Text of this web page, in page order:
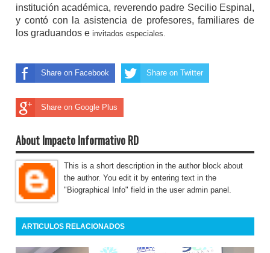
institución académica, reverendo padre Secilio Espinal,
y contó con la asistencia de profesores, familiares de
los graduandos e invitados especiales.
Share on Facebook Share on Twitter
Share on Google Plus
About Impacto Informativo RD
This is a short description in the author block about
the author. You edit it by entering text in the
"Biographical Info" field in the user admin panel.
ARTICULOS RELACIONADOS